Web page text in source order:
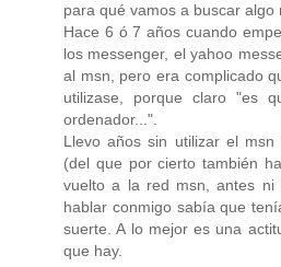
para qué vamos a buscar algo
Hace 6 ó 7 años cuando
los messenger, el yahoo
al msn, pero era complicado
utilizase, porque claro "es
ordenador...".
Llevo años sin utilizar el
(del que por cierto también
vuelto a la red msn, antes ni
hablar conmigo sabía que
suerte. A lo mejor es una
que hay.